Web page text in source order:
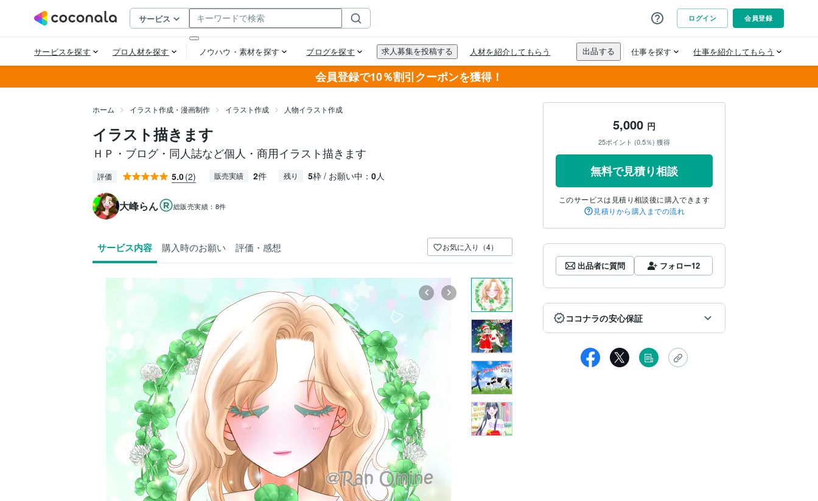
会員登録で10％割引クーポンを獲得！
ホーム イラスト作成・漫画制作 イラスト作成 人物イラスト作成
イラスト描きます
ＨＰ・ブログ・同人誌など個人・商用イラスト描きます
評価 5.0(2) 販売実績 2件 残り 5枠 / お願い中： 0人
大峰らん 総販売実績： 8件
サービス内容 購入時のお願い 評価・感想 お気に入り（4）
5,000 円
25ポイント (0.5％) 獲得
無料で見積り相談
このサービスは見積り相談後に購入できます
見積りから購入までの流れ
出品者に質問 フォロー12
ココナラの安心保証